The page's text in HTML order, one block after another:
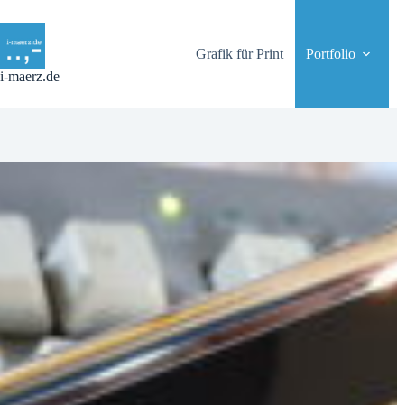
Inhalt
springen
i-maerz.de
Grafik für Print Portfolio